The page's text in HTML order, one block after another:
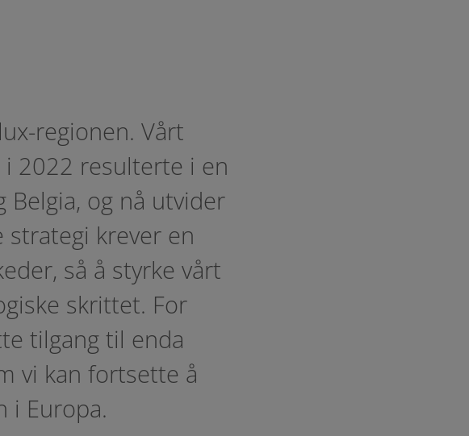
regionen. Vårt
2022 resulterte i en
og nå utvider
strategi krever en
så å styrke vårt
skrittet. For
tilgang til enda
vi kan fortsette å
i Europa.